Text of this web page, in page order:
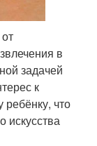
в
задачей
к
что
искусства